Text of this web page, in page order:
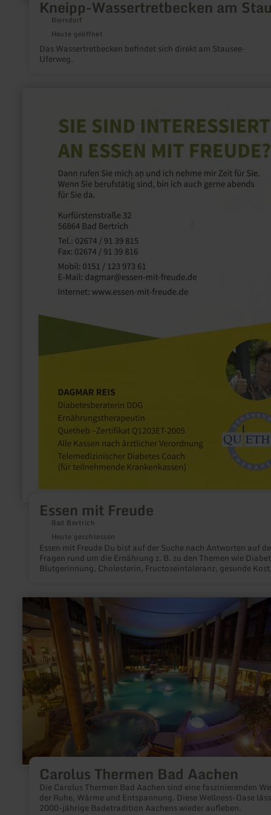
Kneipp-Wassertretbecken am
Biersdorf
Heute geöffnet
Das Wassertretbecken befindet sich direkt am Stausee-
Uferweg.
Essen mit Freude
Bad Bertrich
Heute geschlossen
Essen mit Freude Du bist auf der Suche nach Antworten auf
Fragen rund um die Ernährung z. B. zu den Themen wie
Blutgerinnung, Cholesterin, Fructoseintoleranz, gesunde
und mehr.Entdecke mit mir gemeinsam deinen persönlichen
Diabetes- und Ernährungspfad. Dagmar
DDGErnährungstherapeutinQuetheb-Zertifikat Q1203ET-
Kassen nach ärztlicher Verordnung Telemedizinischer
Coach (für teilnehmende Krankenkassen) Kontakt: Essen mit
Freude, Dagmar Reis, Kurfürstenstr. 32, 56864 Bad Bertrich,
02674-9139815, dagmar@essen-mit-freude.de,
freude.de
Carolus Thermen Bad Aachen
Die Carolus Thermen Bad Aachen sind eine faszinierenden
der Ruhe, Wärme und Entspannung. Diese Wellness-Oase
2000-jährige Badetradition Aachens wieder aufleben.
erfahren
Carolus
Thermen
Bad
Aachen